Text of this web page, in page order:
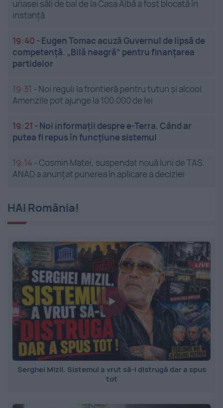
uriașei săli de bal de la Casa Albă a fost blocată în
instanță
19:40 - Eugen Tomac acuză Guvernul de lipsă de
competență. „Bilă neagră” pentru finanțarea
partidelor
19:31 - Noi reguli la frontieră pentru tutun și alcool.
Amenzile pot ajunge la 100.000 de lei
19:21 - Noi informații despre e-Terra. Când ar
putea fi repus în funcțiune sistemul
19:14 -Cosmin Matei, suspendat nouă luni de TAS.
ANAD a anunțat punerea în aplicare a deciziei
HAI România!
Serghei Mizil. Sistemul a vrut să-l distrugă dar a spus
tot